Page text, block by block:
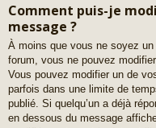
Comment puis-je
message ?
À moins que vous ne soyez
forum, vous ne pouvez
Vous pouvez modifier un de
parfois dans une limite de
publié. Si quelqu’un a déjà
en dessous du message